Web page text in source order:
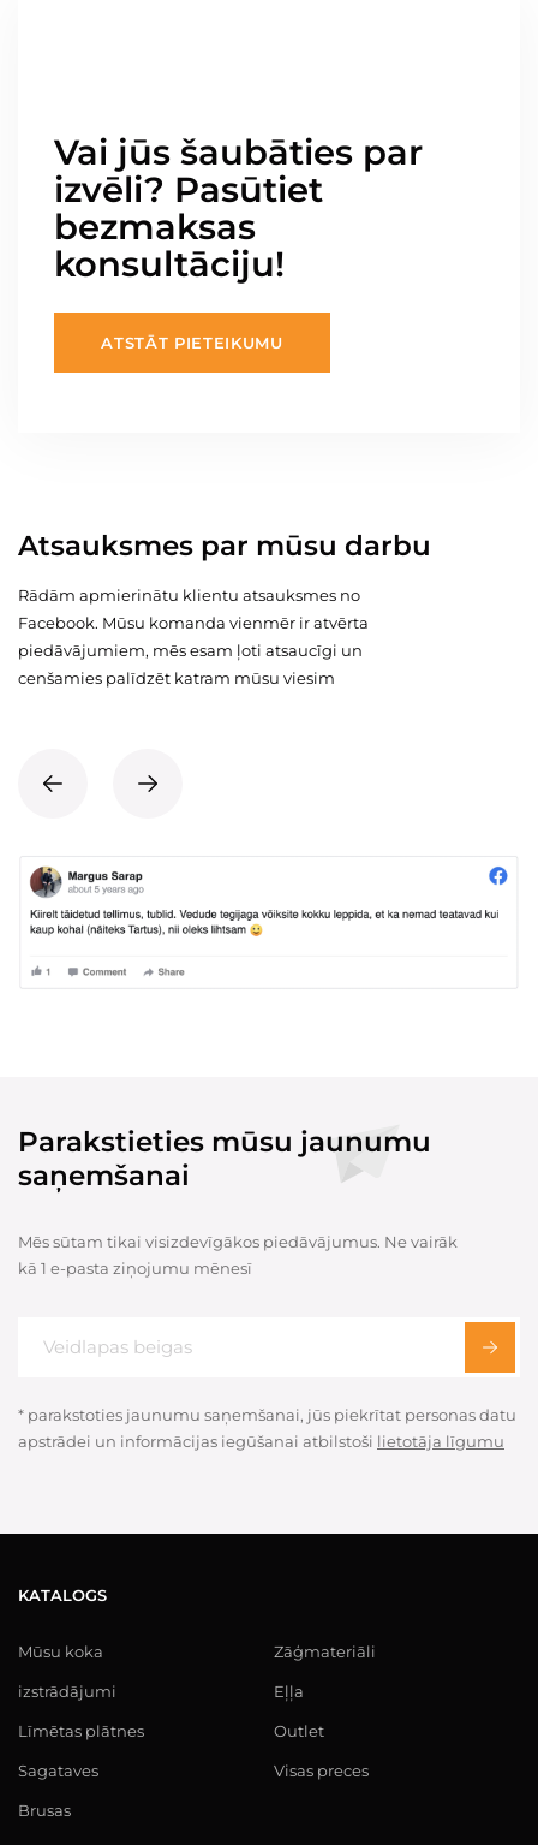
Vai jūs šaubāties par
izvēli? Pasūtiet
bezmaksas
konsultāciju!
ATSTĀT PIETEIKUMU
Atsauksmes par mūsu darbu
Rādām apmierinātu klientu atsauksmes no
Facebook. Mūsu komanda vienmēr ir atvērta
piedāvājumiem, mēs esam ļoti atsaucīgi un
cenšamies palīdzēt katram mūsu viesim
Parakstieties mūsu jaunumu
saņemšanai
Mēs sūtam tikai visizdevīgākos piedāvājumus. Ne vairāk
kā 1 e-pasta ziņojumu mēnesī
* parakstoties jaunumu saņemšanai, jūs piekrītat personas datu
apstrādei un informācijas iegūšanai atbilstoši lietotāja līgumu
KATALOGS
Mūsu koka
izstrādājumi
Līmētas plātnes
Sagataves
Brusas
Zāģmateriāli
Eļļa
Outlet
Visas preces